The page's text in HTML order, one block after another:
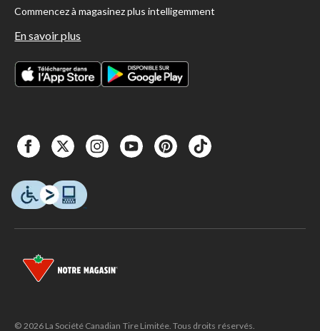
Commencez à magasinez plus intelligemment
En savoir plus
© 2026 La Société Canadian Tire Limitée. Tous droits réservés.